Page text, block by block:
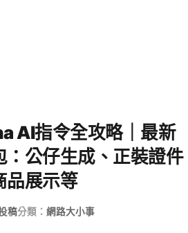
AI指令全攻略｜最新
：公仔生成、正裝證件
品展示等
稿分類： 網路大小事